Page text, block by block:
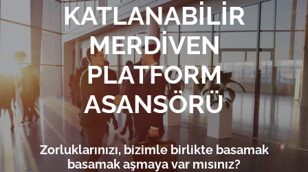
KATLANABİLİR
MERDİVEN
PLATFORM
ASANSÖRÜ
Zorluklarınızı, bizimle birlikte basamak
basamak aşmaya var mısınız?